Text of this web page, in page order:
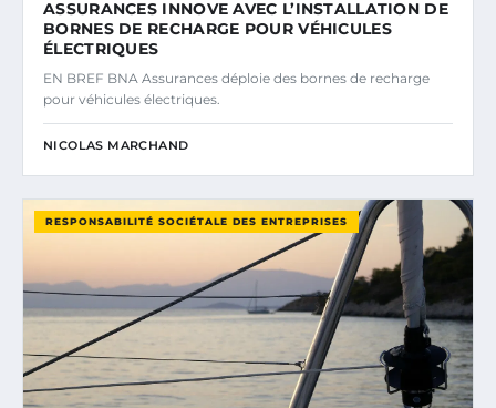
ASSURANCES INNOVE AVEC L’INSTALLATION DE
BORNES DE RECHARGE POUR VÉHICULES
ÉLECTRIQUES
EN BREF BNA Assurances déploie des bornes de recharge
pour véhicules électriques.
NICOLAS MARCHAND
RESPONSABILITÉ SOCIÉTALE DES ENTREPRISES